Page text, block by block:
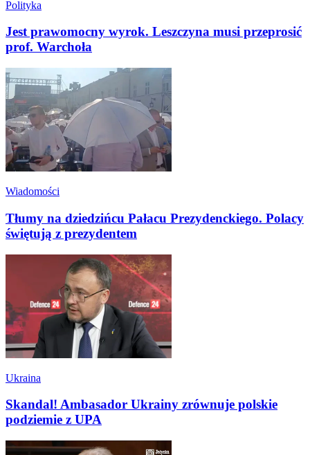
Polityka
Jest prawomocny wyrok. Leszczyna musi przeprosić
prof. Warchoła
Wiadomości
Tłumy na dziedzińcu Pałacu Prezydenckiego. Polacy
świętują z prezydentem
Ukraina
Skandal! Ambasador Ukrainy zrównuje polskie
podziemie z UPA